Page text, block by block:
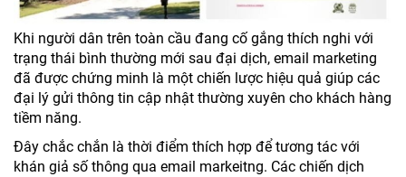
Khi người dân trên toàn cầu đang cố gắng thích nghi với
trạng thái bình thường mới sau đại dịch, email marketing
đã được chứng minh là một chiến lược hiệu quả giúp các
đại lý gửi thông tin cập nhật thường xuyên cho khách hàng
tiềm năng.
Đây chắc chắn là thời điểm thích hợp để tương tác với
khán giả số thông qua email markeitng. Các chiến dịch